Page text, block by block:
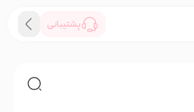
پشتیبانی